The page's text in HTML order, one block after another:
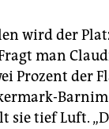
wird der
man
Prozent der
sie tief Luft.